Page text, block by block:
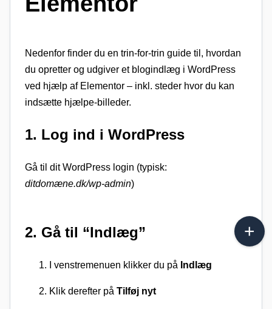
Nedenfor finder du en trin-for-trin guide til, hvordan
du opretter og udgiver et blogindlæg i WordPress
ved hjælp af Elementor – inkl. steder hvor du kan
indsætte hjælpe-billeder.
1. Log ind i WordPress
Gå til dit WordPress login (typisk:
ditdomæne.dk/wp-admin)
2. Gå til “Indlæg”
I venstremenuen klikker du på Indlæg
Klik derefter på Tilføj nyt